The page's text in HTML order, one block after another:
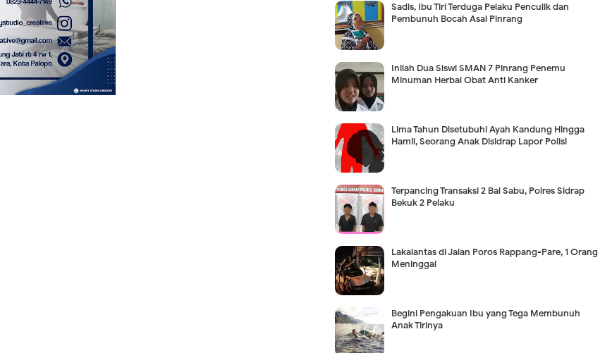
Sadis, Ibu Tiri Terduga Pelaku Penculik dan
Pembunuh Bocah Asal Pinrang
Inilah Dua Siswi SMAN 7 Pinrang Penemu
Minuman Herbal Obat Anti Kanker
Lima Tahun Disetubuhi Ayah Kandung Hingga
Hamil, Seorang Anak Disidrap Lapor Polisi
Terpancing Transaksi 2 Bal Sabu, Polres Sidrap
Bekuk 2 Pelaku
Lakalantas di Jalan Poros Rappang-Pare, 1 Orang
Meninggal
Begini Pengakuan Ibu yang Tega Membunuh
Anak Tirinya